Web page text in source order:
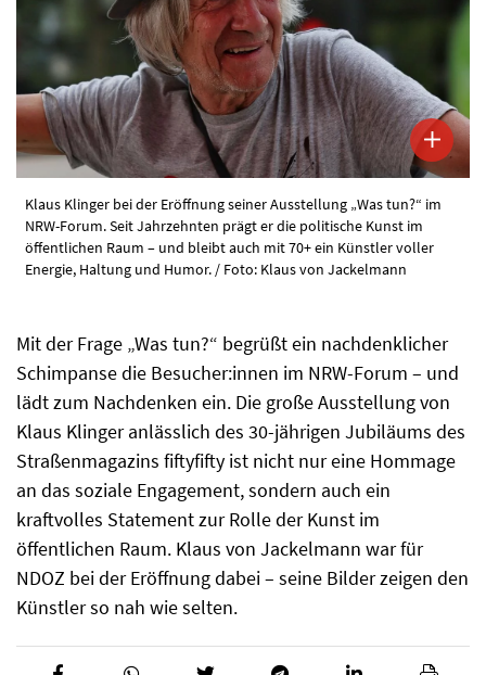
Klaus Klinger bei der Eröffnung seiner Ausstellung „Was tun?“ im
NRW-Forum. Seit Jahrzehnten prägt er die politische Kunst im
öffentlichen Raum – und bleibt auch mit 70+ ein Künstler voller
Energie, Haltung und Humor. / Foto: Klaus von Jackelmann
Mit der Frage „Was tun?“ begrüßt ein nachdenklicher
Schimpanse die Besucher:innen im NRW-Forum – und
lädt zum Nachdenken ein. Die große Ausstellung von
Klaus Klinger anlässlich des 30-jährigen Jubiläums des
Straßenmagazins fiftyfifty ist nicht nur eine Hommage
an das soziale Engagement, sondern auch ein
kraftvolles Statement zur Rolle der Kunst im
öffentlichen Raum. Klaus von Jackelmann war für
NDOZ bei der Eröffnung dabei – seine Bilder zeigen den
Künstler so nah wie selten.